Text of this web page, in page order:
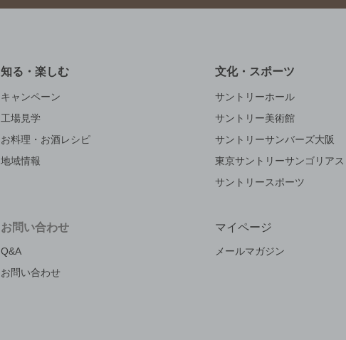
知る・楽しむ
キャンペーン
工場見学
お料理・お酒レシピ
地域情報
文化・スポーツ
サントリーホール
サントリー美術館
サントリーサンバーズ大阪
東京サントリーサンゴリアス
サントリースポーツ
お問い合わせ
Q&A
お問い合わせ
マイページ
メールマガジン